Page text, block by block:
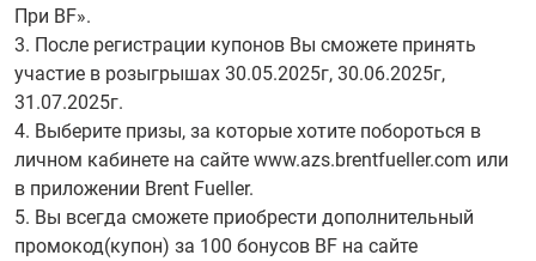
При BF».
3. После регистрации купонов Вы сможете принять
участие в розыгрышах 30.05.2025г, 30.06.2025г,
31.07.2025г.
4. Выберите призы, за которые хотите побороться в
личном кабинете на сайте www.azs.brentfueller.com или
в приложении Brent Fueller.
5. Вы всегда сможете приобрести дополнительный
промокод(купон) за 100 бонусов BF на сайте